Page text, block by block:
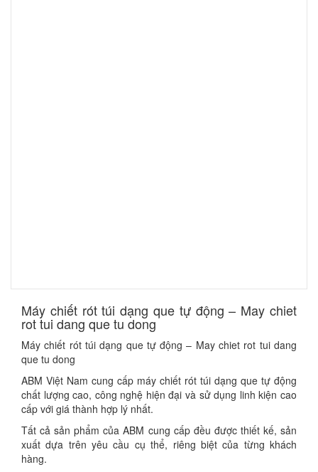
​Máy chiết rót túi dạng que tự động – May chiet
rot tui dang que tu dong
Máy chiết rót túi dạng que tự động – May chiet rot tui dang
que tu dong
ABM Việt Nam cung cấp máy chiết rót túi dạng que tự động
chất lượng cao, công nghệ hiện đại và sử dụng linh kiện cao
cấp với giá thành hợp lý nhất.
Tất cả sản phẩm của ABM cung cấp đều được thiết kế, sản
xuất dựa trên yêu cầu cụ thể, riêng biệt của từng khách
hàng.